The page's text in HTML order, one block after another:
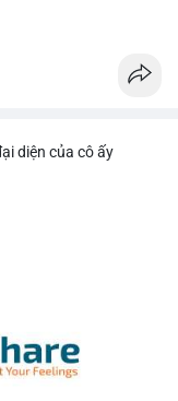
diện của cô ấy